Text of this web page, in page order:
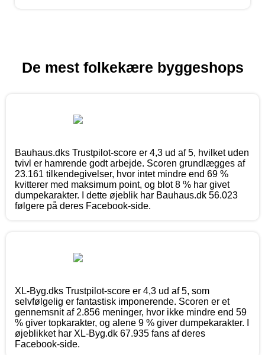
De mest folkekære byggeshops
Bauhaus.dks Trustpilot-score er 4,3 ud af 5, hvilket uden
tvivl er hamrende godt arbejde. Scoren grundlægges af
23.161 tilkendegivelser, hvor intet mindre end 69 %
kvitterer med maksimum point, og blot 8 % har givet
dumpekarakter. I dette øjeblik har Bauhaus.dk 56.023
følgere på deres Facebook-side.
XL-Byg.dks Trustpilot-score er 4,3 ud af 5, som
selvfølgelig er fantastisk imponerende. Scoren er et
gennemsnit af 2.856 meninger, hvor ikke mindre end 59
% giver topkarakter, og alene 9 % giver dumpekarakter. I
øjeblikket har XL-Byg.dk 67.935 fans af deres
Facebook-side.